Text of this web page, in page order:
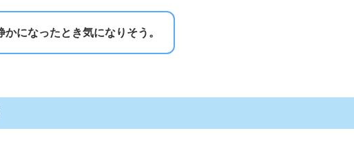
かになったとき気になりそう。